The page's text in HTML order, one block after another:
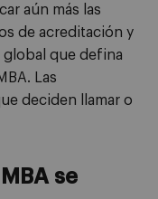
aún más las
de acreditación y
que defina
Las
deciden llamar o
se